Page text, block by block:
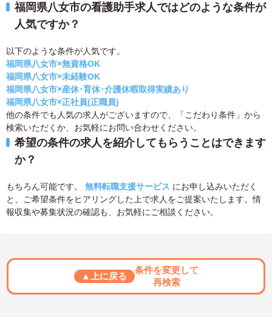
福岡県八女市の看護助手求人ではどのような条件が
人気ですか？
以下のような条件が人気です。
福岡県八女市×無資格OK
福岡県八女市×未経験OK
福岡県八女市×産休･育休･介護休暇取得実績あり
福岡県八女市×正社員(正職員)
他の条件でも人気の求人がございますので、「こだわり条件」から
検索いただくか、お気軽にお問い合わせください。
希望の条件の求人を紹介してもらうことはできます
か？
もちろん可能です。 無料転職支援サービス にお申し込みいただく
と、ご希望条件をヒアリングした上で求人をご提案いたします。情
報収集や募集状況の確認も、お気軽にご相談ください。
▲上に戻る
条件を変更して
再検索